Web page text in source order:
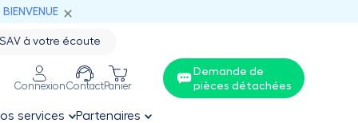
SAV à votre écoute
ConnexionContactPanier
Demande de
pièces détachées
services Partenaires